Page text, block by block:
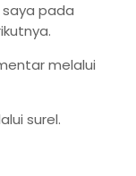
pada
melalui
surel.